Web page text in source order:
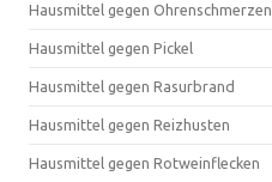
Hausmittel gegen Ohrenschmerzen
Hausmittel gegen Pickel
Hausmittel gegen Rasurbrand
Hausmittel gegen Reizhusten
Hausmittel gegen Rotweinflecken